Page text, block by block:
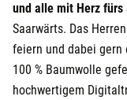
und alle mit Herz fürs
Saarwärts. Das
feiern und dabei gern
100 % Baumwolle
hochwertigem
Deggendorf
Dessau